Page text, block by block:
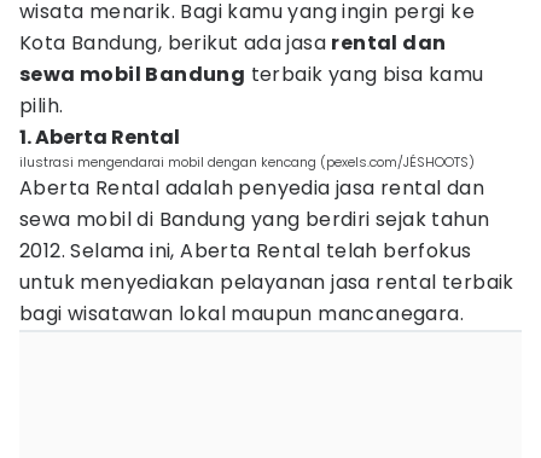
wisata menarik. Bagi kamu yang ingin pergi ke
Kota Bandung, berikut ada jasa rental dan
sewa mobil Bandung terbaik yang bisa kamu
pilih.
1. Aberta Rental
ilustrasi mengendarai mobil dengan kencang (pexels.com/JÉSHOOTS)
Aberta Rental adalah penyedia jasa rental dan
sewa mobil di Bandung yang berdiri sejak tahun
2012. Selama ini, Aberta Rental telah berfokus
untuk menyediakan pelayanan jasa rental terbaik
bagi wisatawan lokal maupun mancanegara.